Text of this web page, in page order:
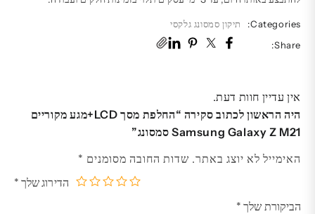
Categories:
תיקון סמסונג גלקסי
Share:
אין עדיין חוות דעת.
היה הראשון לכתוב סקירה “החלפת מסך LCD+מגע מקוריים
Samsung Galaxy Z M21 סמסונג”
האימייל לא יוצג באתר. שדות החובה מסומנים *
הדירוג שלך *
הביקורת שלך *